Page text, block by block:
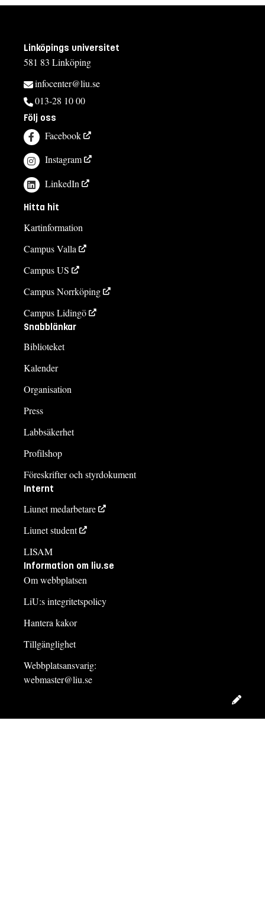
Linköpings universitet
581 83 Linköping
infocenter@liu.se
013-28 10 00
Följ oss
Facebook
Instagram
LinkedIn
Hitta hit
Kartinformation
Campus Valla
Campus US
Campus Norrköping
Campus Lidingö
Snabblänkar
Biblioteket
Kalender
Organisation
Press
Labbsäkerhet
Profilshop
Föreskrifter och styrdokument
Internt
Liunet medarbetare
Liunet student
LISAM
Information om liu.se
Om webbplatsen
LiU:s integritetspolicy
Hantera kakor
Tillgänglighet
Webbplatsansvarig:
webmaster@liu.se